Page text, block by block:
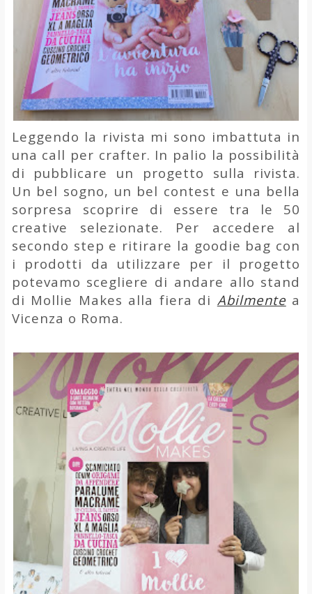
Leggendo la rivista mi sono imbattuta in
una call per crafter. In palio la possibilità
di pubblicare un progetto sulla rivista.
Un bel sogno, un bel contest e una bella
sorpresa scoprire di essere tra le 50
creative selezionate. Per accedere al
secondo step e ritirare la goodie bag con
i prodotti da utilizzare per il progetto
potevamo scegliere di andare allo stand
di Mollie Makes alla fiera di Abilmente a
Vicenza o Roma.